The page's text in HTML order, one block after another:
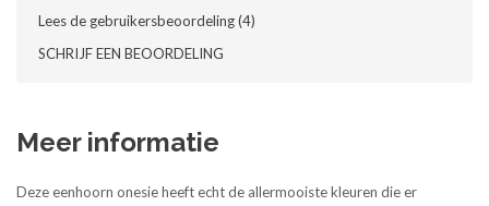
Lees de gebruikersbeoordeling (4)‎
SCHRIJF EEN BEOORDELING
Meer informatie
Deze eenhoorn onesie heeft echt de allermooiste kleuren die er